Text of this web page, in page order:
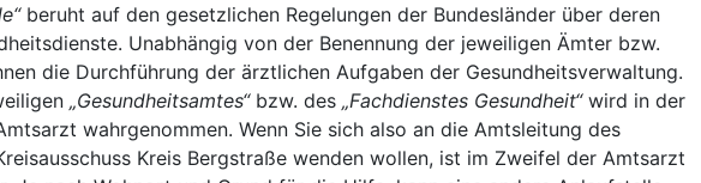
beruht auf den gesetzlichen Regelungen der Bundesländer über deren
Unabhängig von der Benennung der jeweiligen Ämter bzw.
die Durchführung der ärztlichen Aufgaben der Gesundheitsverwaltung.
„Gesundheitsamtes“bzw. des „Fachdienstes Gesundheit“wird in der
wahrgenommen. Wenn Sie sich also an die Amtsleitung des
Kreis Bergstraße wenden wollen, ist im Zweifel der Amtsarzt